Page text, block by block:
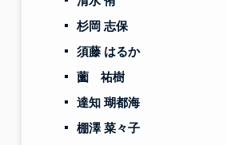
杉岡 志保
須藤 はるか
薗 祐樹
達知 瑚都海
棚澤 菜々子